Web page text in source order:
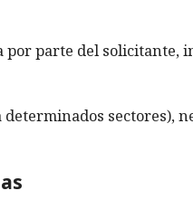
por parte del solicitante,
sectores),